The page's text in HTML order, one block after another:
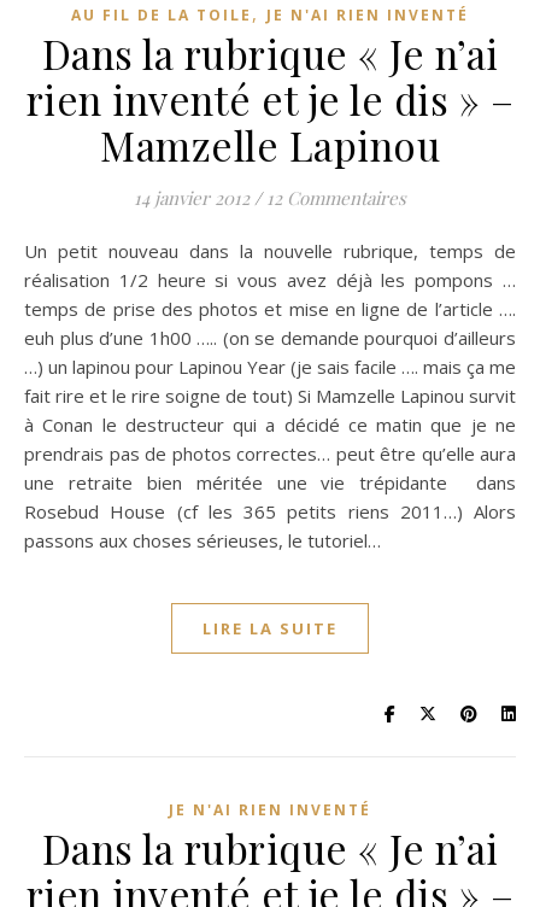
AU FIL DE LA TOILE , JE N'AI RIEN INVENTÉ
Dans la rubrique « Je n’ai
rien inventé et je le dis » –
Mamzelle Lapinou
14 janvier 2012 / 12 Commentaires
Un petit nouveau dans la nouvelle rubrique, temps de
réalisation 1/2 heure si vous avez déjà les pompons …
temps de prise des photos et mise en ligne de l’article ….
euh plus d’une 1h00 ….. (on se demande pourquoi d’ailleurs
…) un lapinou pour Lapinou Year (je sais facile …. mais ça me
fait rire et le rire soigne de tout) Si Mamzelle Lapinou survit
à Conan le destructeur qui a décidé ce matin que je ne
prendrais pas de photos correctes… peut être qu’elle aura
une retraite bien méritée une vie trépidante dans
Rosebud House (cf les 365 petits riens 2011…) Alors
passons aux choses sérieuses, le tutoriel…
LIRE LA SUITE
JE N'AI RIEN INVENTÉ
Dans la rubrique « Je n’ai
rien inventé et je le dis » –